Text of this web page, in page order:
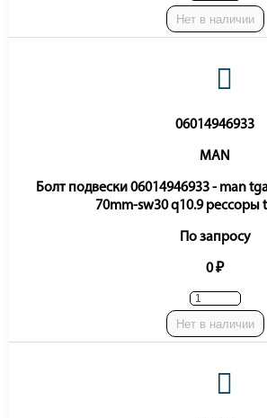
Нет в наличии
06014946933
MAN
Болт подвески 06014946933 - man
70mm-sw30 q10.9 рессоры
По запросу
0 ₽
Нет в наличии